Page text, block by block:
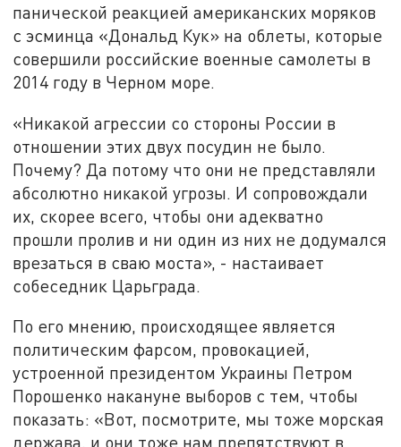
панической реакцией американских моряков
с эсминца «Дональд Кук» на облеты, которые
совершили российские военные самолеты в
2014 году в Черном море.
«Никакой агрессии со стороны России в
отношении этих двух посудин не было.
Почему? Да потому что они не представляли
абсолютно никакой угрозы. И сопровождали
их, скорее всего, чтобы они адекватно
прошли пролив и ни один из них не додумался
врезаться в сваю моста», - настаивает
собеседник Царьграда.
По его мнению, происходящее является
политическим фарсом, провокацией,
устроенной президентом Украины Петром
Порошенко накануне выборов с тем, чтобы
показать: «Вот, посмотрите, мы тоже морская
держава, и они тоже нам препятствуют в